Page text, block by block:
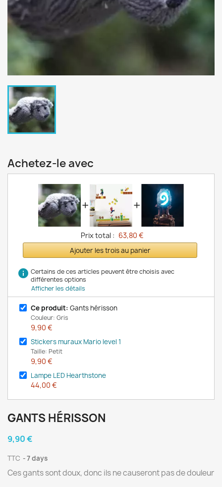
Achetez-le avec
+ +
Prix total : 63,80 €
Ajouter les trois au panier
info Certains de ces articles peuvent être choisis avec
différentes options
Afficher les détails
Ce produit: Gants hérisson
Couleur: Gris
9,90 €
Stickers muraux Mario level 1
Taille: Petit
9,90 €
Lampe LED Hearthstone
44,00 €
GANTS HÉRISSON
9,90 €
TTC 7 days
Ces gants sont doux, donc ils ne causeront pas de douleur